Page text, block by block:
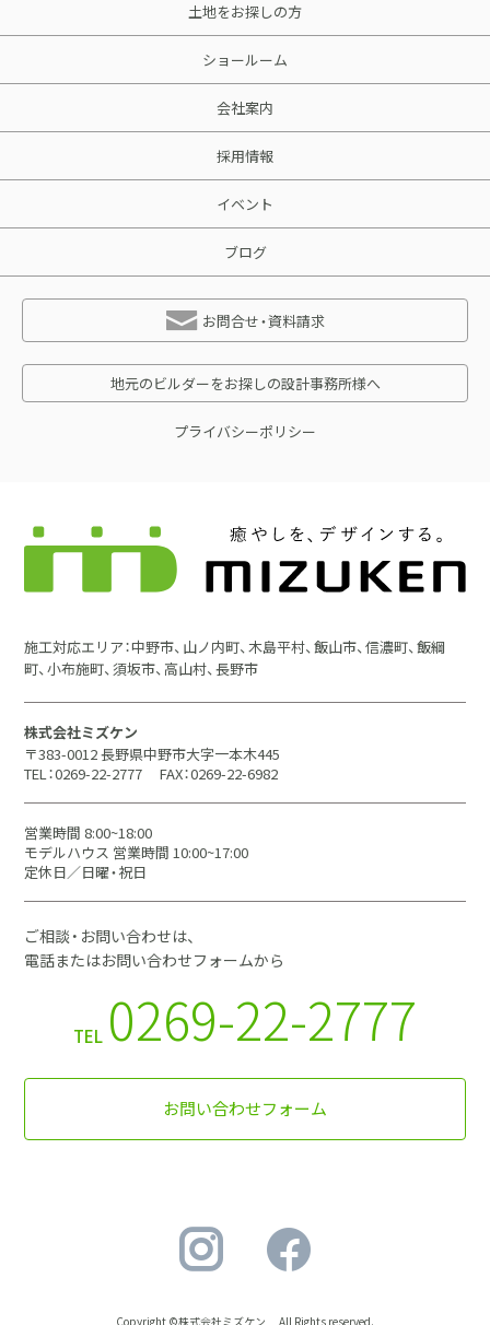
土地をお探しの方
ショールーム
会社案内
採用情報
イベント
ブログ
お問合せ・資料請求
地元のビルダーをお探しの設計事務所様へ
プライバシーポリシー
施工対応エリア：中野市、山ノ内町、木島平村、飯山市、信濃町、飯綱
町、小布施町、須坂市、高山村、長野市
株式会社ミズケン
〒383-0012 長野県中野市大字一本木445
TEL：0269-22-2777
FAX：0269-22-6982
営業時間 8:00~18:00
モデルハウス 営業時間 10:00~17:00
定休日／日曜・祝日
ご相談・お問い合わせは、
電話またはお問い合わせフォームから
TEL 0269-22-2777
お問い合わせフォーム
Copyright ©株式会社ミズケン All Rights reserved.